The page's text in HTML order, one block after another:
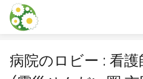
本文に飛ぶ
病院のロビー : 看